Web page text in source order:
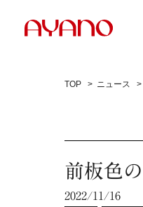
TOP ニュース
前板色
2022/11/16